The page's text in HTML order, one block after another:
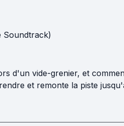
Soundtrack)
d'un vide-grenier, et
et remonte la piste